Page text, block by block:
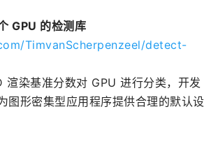
GPU 的检测库
TimvanScherpenzeel/detect-
渲染基准分数对 GPU 进行分类，开发
图形密集型应用程序提供合理的默认设